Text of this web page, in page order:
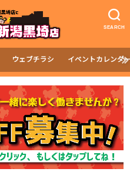
SEARCH
ウェブチラシ イベントカレンダ